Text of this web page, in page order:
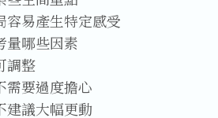
容易產生特定感受
量哪些因素
調整
需要過度擔心
建議大幅更動